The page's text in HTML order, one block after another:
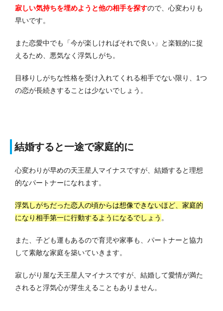
寂しい気持ちを埋めようと他の相手を探すので、心変わりも
早いです。
また恋愛中でも「今が楽しければそれで良い」と楽観的に捉
えるため、悪気なく浮気しがち。
目移りしがちな性格を受け入れてくれる相手でない限り、1つ
の恋が長続きすることは少ないでしょう。
結婚すると一途で家庭的に
心変わりが早めの天王星人マイナスですが、結婚すると理想
的なパートナーになれます。
浮気しがちだった恋人の頃からは想像できないほど、家庭的
になり相手第一に行動するようになるでしょう 。
また、子ども運もあるので育児や家事も、パートナーと協力
して素敵な家庭を築いていきます。
寂しがり屋な天王星人マイナスですが、結婚して愛情が満た
されると浮気心が芽生えることもありません。